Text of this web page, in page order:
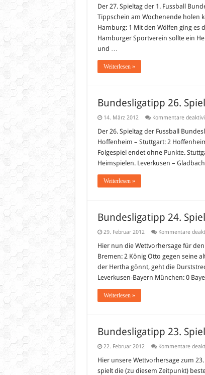
Der 27. Spieltag der 1. Fussball
Tippschein am Wochenende holen
Hamburg: 1 Mit den Wölfen ging es
Hamburger Sportverein sollte ein
und …
Weiterlesen »
Bundesligatipp 26.
14. März 2012 Kommentare
Der 26. Spieltag der Fussball
Hoffenheim – Stuttgart: 2
Folgespiel endet ohne Punkte.
Heimspielen. Leverkusen –
Weiterlesen »
Bundesligatipp 24.
29. Februar 2012 Kommentare
Hier nun die Wettvorhersage für
Bremen: 2 König Otto gegen seine
der Hertha gönnt, geht die
Leverkusen-Bayern München: 0
Weiterlesen »
Bundesligatipp 23.
22. Februar 2012 Kommentare
Hier unsere Wettvorhersage zum
spielt die (zu diesem Zeitpunkt)